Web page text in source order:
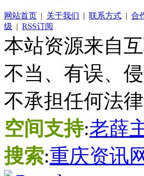
网站首页 | 关于我们 | 联系方式 | 合
级 | RSS订阅
本站资源来自
不当、有误、
不承担任何法
空间支持:老薛
搜索:重庆资讯